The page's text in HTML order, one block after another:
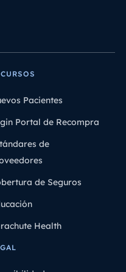
programa federal-
por lo que varía de
Pacientes
Portal de Recompra
de
de Seguros
Health